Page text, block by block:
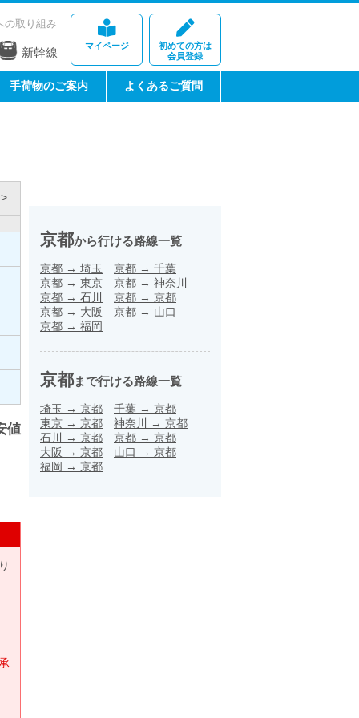
マイページ
初めての方は
会員登録
の取り組み
新幹線
手荷物のご案内 よくあるご質問
値
京都から行ける路線一覧
京都 → 埼玉 京都 → 千葉
京都 → 東京 京都 → 神奈川
京都 → 石川 京都 → 京都
京都 → 大阪 京都 → 山口
京都 → 福岡
京都まで行ける路線一覧
埼玉 → 京都 千葉 → 京都
東京 → 京都 神奈川 → 京都
石川
→ 京都 京都 → 京都
大阪 → 京都 山口 → 京都
福岡 → 京都